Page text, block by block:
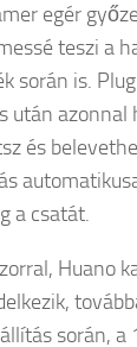
egér
teszi a
során is.
után azonnal
és
a csatát.
Huano
során,